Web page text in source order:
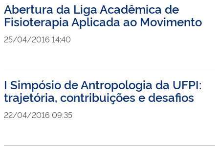
Abertura da Liga Acadêmica de
Fisioterapia Aplicada ao Movimento
25/04/2016 14:40
I Simpósio de Antropologia da UFPI:
trajetória, contribuições e desafios
22/04/2016 09:35